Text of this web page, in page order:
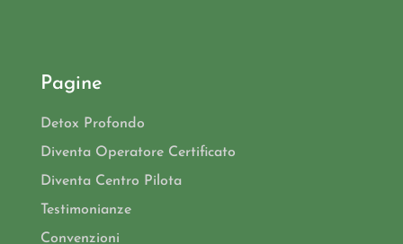
Pagine
Detox Profondo
Diventa Operatore Certificato
Diventa Centro Pilota
Testimonianze
Convenzioni